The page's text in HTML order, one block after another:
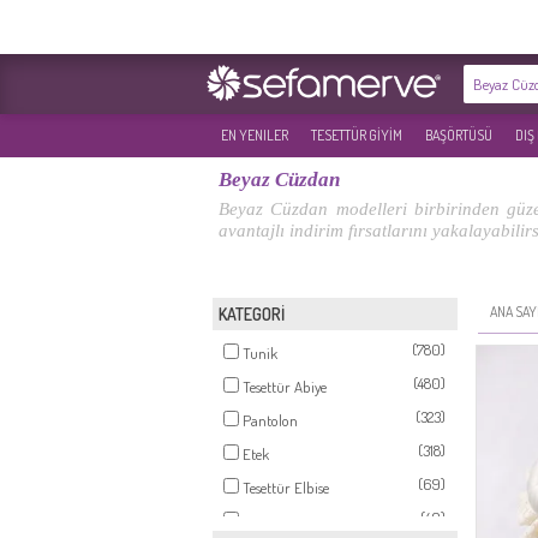
EN YENILER TESETTÜR GİYİM BAŞÖRTÜSÜ DIŞ
Beyaz Cüzdan
Beyaz Cüzdan modelleri birbirinden
avantajlı indirim fırsatlarını
KATEGORİ
Tunik
(780)
Tesettür Abiye
(480)
Pantolon
(323)
Etek
(318)
Tesettür Elbise
(69)
(40)
ANA